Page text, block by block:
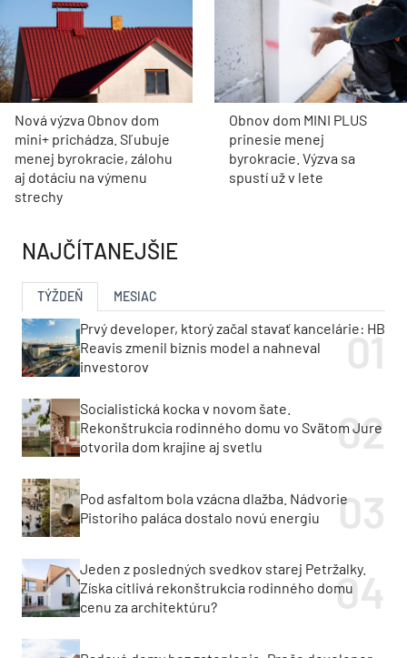
Nová výzva Obnov dom
mini+ prichádza. Sľubuje
menej byrokracie, zálohu
aj dotáciu na výmenu
strechy
Obnov dom MINI PLUS
prinesie menej
byrokracie. Výzva sa
spustí už v lete
NAJČÍTANEJŠIE
TÝŽDEŇ MESIAC
Prvý developer, ktorý začal stavať kancelárie: HB
Reavis zmenil biznis model a nahneval
investorov
Socialistická kocka v novom šate.
Rekonštrukcia rodinného domu vo Svätom Jure
otvorila dom krajine aj svetlu
Pod asfaltom bola vzácna dlažba. Nádvorie
Pistoriho paláca dostalo novú energiu
Jeden z posledných svedkov starej Petržalky.
Získa citlivá rekonštrukcia rodinného domu
cenu za architektúru?